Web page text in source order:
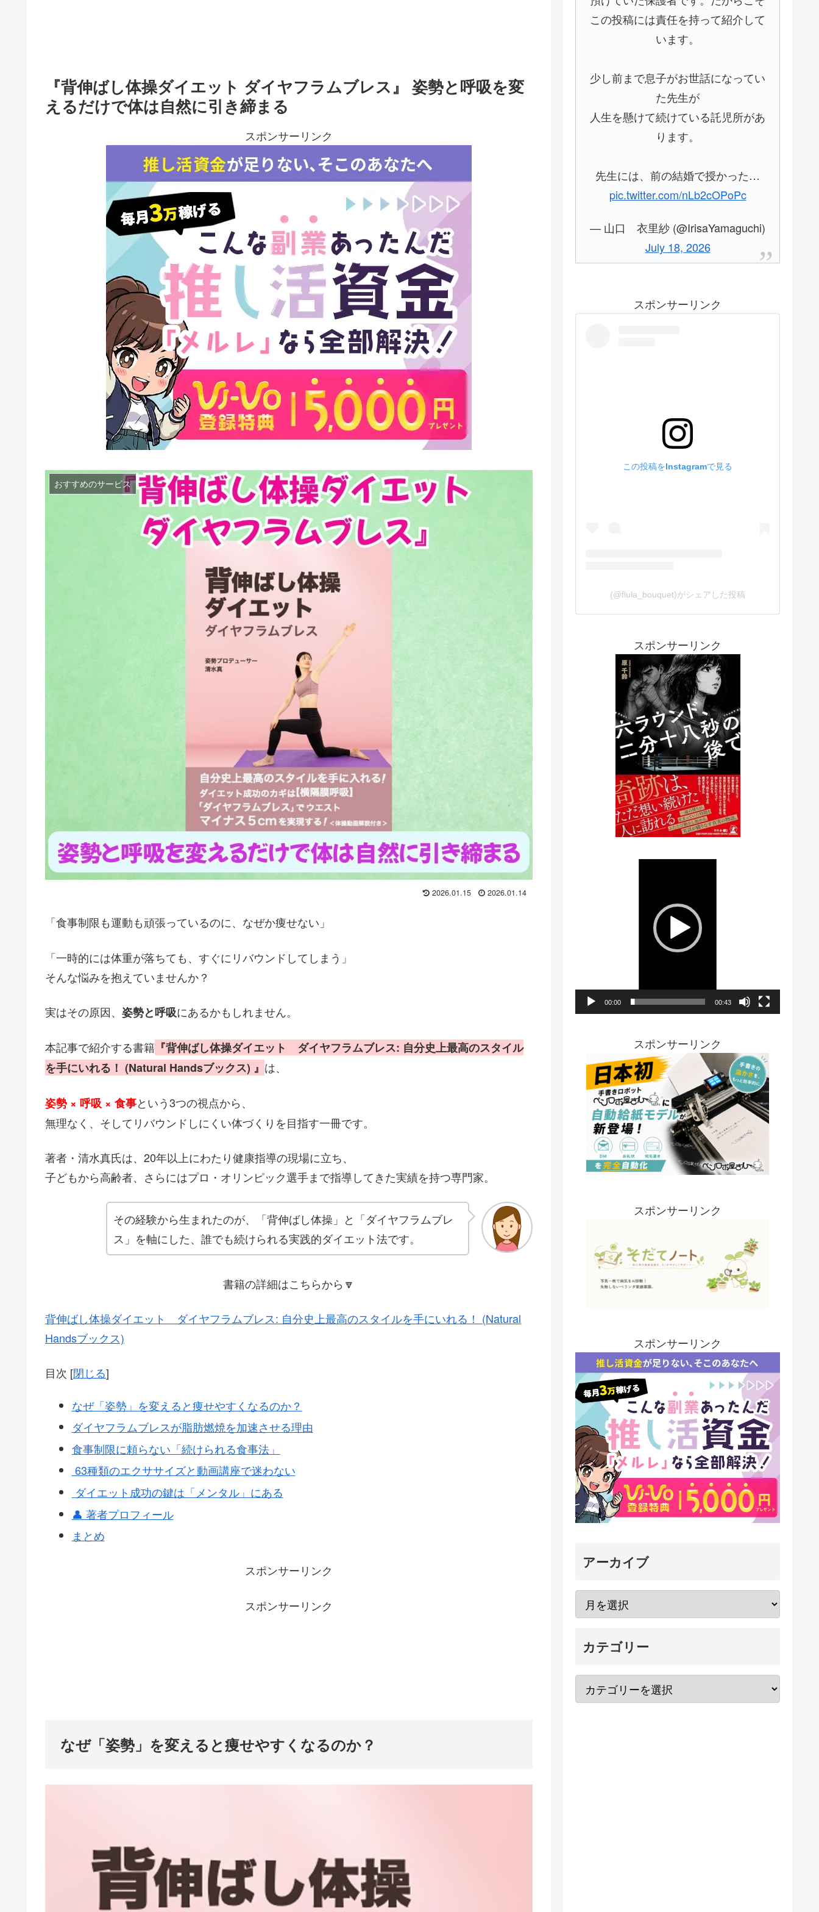
『背伸ばし体操ダイエット ダイヤフラムブレス』 姿勢と呼吸を変
えるだけで体は自然に引き締まる
スポンサーリンク
おすすめのサービス
2026.01.15 2026.01.14
「食事制限も運動も頑張っているのに、なぜか痩せない」
「一時的には体重が落ちても、すぐにリバウンドしてしまう」
そんな悩みを抱えていませんか？
実はその原因、 姿勢と呼吸にあるかもしれません。
本記事で紹介する書籍 『背伸ばし体操ダイエット ダイヤフラムブレス: 自分史上最高のスタイル
を手にいれる！ (Natural Handsブックス) 』 は、
姿勢 × 呼吸 × 食事という3つの視点から、
無理なく、そしてリバウンドしにくい体づくりを目指す一冊です。
著者・清水真氏は、20年以上にわたり健康指導の現場に立ち、
子どもから高齢者、さらにはプロ・オリンピック選手まで指導してきた実績を持つ専門家。
その経験から生まれたのが、「背伸ばし体操」と「ダイヤフラムブレ
ス」を軸にした、誰でも続けられる実践的ダイエット法です。
書籍の詳細はこちらから🔽
背伸ばし体操ダイエット ダイヤフラムブレス: 自分史上最高のスタイルを手にいれる！ (Natural
Handsブックス)
目次 [閉じる]
なぜ「姿勢」を変えると痩せやすくなるのか？
ダイヤフラムブレスが脂肪燃焼を加速させる理由
食事制限に頼らない「続けられる食事法」
63種類のエクササイズと動画講座で迷わない
ダイエット成功の鍵は「メンタル」にある
👤 著者プロフィール
まとめ
スポンサーリンク
スポンサーリンク
なぜ「姿勢」を変えると痩せやすくなるのか？
この投稿には責任を持って紹介して
います。
少し前まで息子がお世話になってい
た先生が
人生を懸けて続けている託児所があ
ります。
先生には、前の結婚で授かった…
pic.twitter.com/nLb2cOPoPc
— 山口 衣里紗 (@IrisaYamaguchi)
July 18, 2026
スポンサーリンク
この投稿をInstagramで見る
(@flula_bouquet)がシェアした投稿
スポンサーリンク
レ
ー
ヤ
00:00 00:43
スポンサーリンク
スポンサーリンク
スポンサーリンク
アーカイブ
カテゴリー